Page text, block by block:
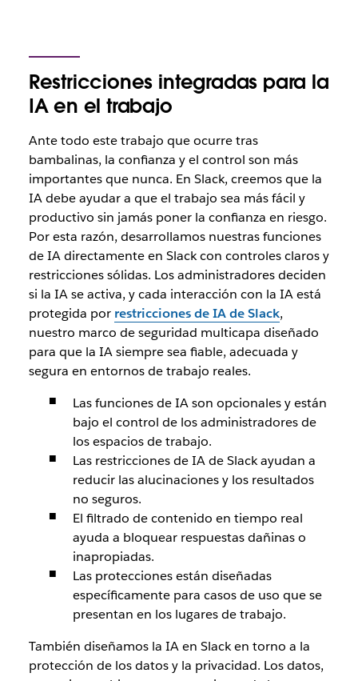
Restricciones integradas para la
IA en el trabajo
Ante todo este trabajo que ocurre tras
bambalinas, la confianza y el control son más
importantes que nunca. En Slack, creemos que la
IA debe ayudar a que el trabajo sea más fácil y
productivo sin jamás poner la confianza en riesgo.
Por esta razón, desarrollamos nuestras funciones
de IA directamente en Slack con controles claros y
restricciones sólidas. Los administradores deciden
si la IA se activa, y cada interacción con la IA está
protegida por restricciones de IA de Slack,
nuestro marco de seguridad multicapa diseñado
para que la IA siempre sea fiable, adecuada y
segura en entornos de trabajo reales.
Las funciones de IA son opcionales y están
bajo el control de los administradores de
los espacios de trabajo.
Las restricciones de IA de Slack ayudan a
reducir las alucinaciones y los resultados
no seguros.
El filtrado de contenido en tiempo real
ayuda a bloquear respuestas dañinas o
inapropiadas.
Las protecciones están diseñadas
específicamente para casos de uso que se
presentan en los lugares de trabajo.
También diseñamos la IA en Slack en torno a la
protección de los datos y la privacidad. Los datos,